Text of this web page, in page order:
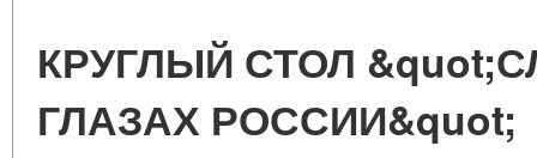
КРУГЛЫЙ СТОЛ
ГЛАЗАХ РОССИИ&quot;